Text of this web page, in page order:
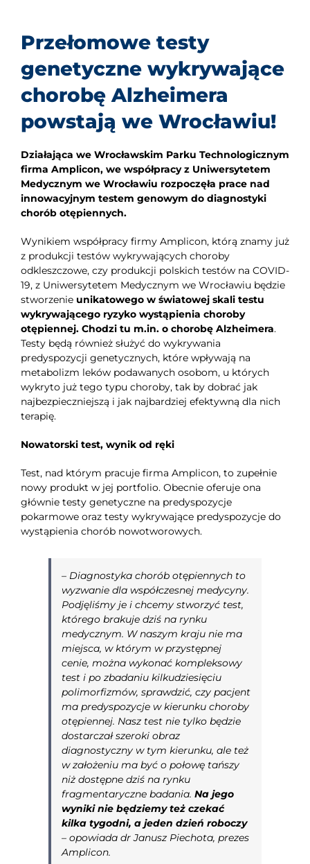
Przełomowe testy
genetyczne wykrywające
chorobę Alzheimera
powstają we Wrocławiu!
Działająca we Wrocławskim Parku Technologicznym
firma Amplicon, we współpracy z Uniwersytetem
Medycznym we Wrocławiu rozpoczęła prace nad
innowacyjnym testem genowym do diagnostyki
chorób otępiennych.
Wynikiem współpracy firmy Amplicon, którą znamy już
z produkcji testów wykrywających choroby
odkleszczowe, czy produkcji polskich testów na COVID-
19, z Uniwersytetem Medycznym we Wrocławiu będzie
stworzenie unikatowego w światowej skali testu
wykrywającego ryzyko wystąpienia choroby
otępiennej. Chodzi tu m.in. o chorobę Alzheimera.
Testy będą również służyć do wykrywania
predyspozycji genetycznych, które wpływają na
metabolizm leków podawanych osobom, u których
wykryto już tego typu choroby, tak by dobrać jak
najbezpieczniejszą i jak najbardziej efektywną dla nich
terapię.
Nowatorski test, wynik od ręki
Test, nad którym pracuje firma Amplicon, to zupełnie
nowy produkt w jej portfolio. Obecnie oferuje ona
głównie testy genetyczne na predyspozycje
pokarmowe oraz testy wykrywające predyspozycje do
wystąpienia chorób nowotworowych.
– Diagnostyka chorób otępiennych to
wyzwanie dla współczesnej medycyny.
Podjęliśmy je i chcemy stworzyć test,
którego brakuje dziś na rynku
medycznym. W naszym kraju nie ma
miejsca, w którym w przystępnej
cenie, można wykonać kompleksowy
test i po zbadaniu kilkudziesięciu
polimorfizmów, sprawdzić, czy pacjent
ma predyspozycje w kierunku choroby
otępiennej. Nasz test nie tylko będzie
dostarczał szeroki obraz
diagnostyczny w tym kierunku, ale też
w założeniu ma być o połowę tańszy
niż dostępne dziś na rynku
fragmentaryczne badania. Na jego
wyniki nie będziemy też czekać
kilka tygodni, a jeden dzień roboczy
– opowiada dr Janusz Piechota, prezes
Amplicon.